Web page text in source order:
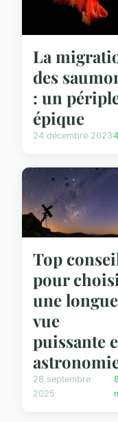
La
des
: un
épique
24 décembre 2023
Top
pour
une
vue
puissante
28 septembre
2025